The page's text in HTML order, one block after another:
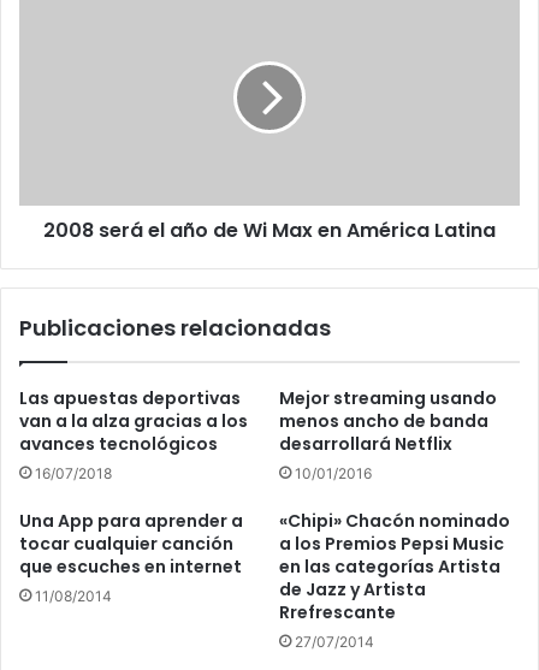
América
Latina2008 será el año de Wi Max en América Latina
Publicaciones relacionadas
Las apuestas deportivas
van a la alza gracias a los
avances tecnológicos
16/07/2018
Mejor streaming usando
menos ancho de banda
desarrollará Netflix
10/01/2016
Una App para aprender a
tocar cualquier canción
que escuches en internet
11/08/2014
«Chipi» Chacón nominado
a los Premios Pepsi Music
en las categorías Artista
de Jazz y Artista
Rrefrescante
27/07/2014